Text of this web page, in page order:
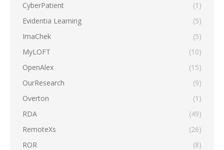
CyberPatient
(1)
Evidentia Learning
(5)
ImaChek
(5)
MyLOFT
(10)
OpenAlex
(15)
OurResearch
(9)
Overton
(1)
RDA
(49)
RemoteXs
(26)
ROR
(8)